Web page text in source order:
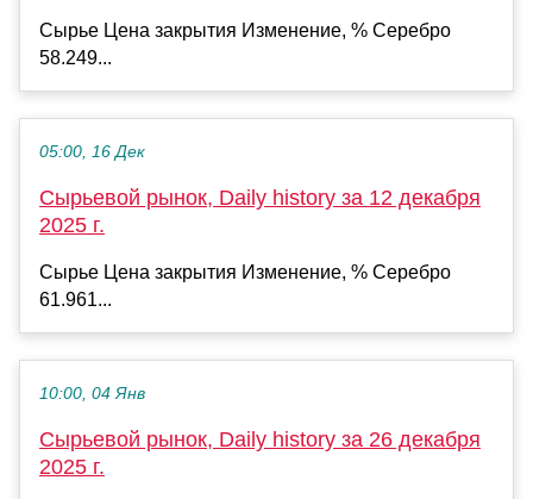
Сырье Цена закрытия Изменение, % Серебро
58.249...
05:00, 16 Дек
Сырьевой рынок, Daily history за 12 декабря
2025 г.
Сырье Цена закрытия Изменение, % Серебро
61.961...
10:00, 04 Янв
Сырьевой рынок, Daily history за 26 декабря
2025 г.